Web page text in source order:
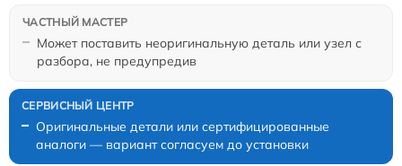
Может поставить неоригинальную деталь или узел с
разбора, не предупредив
Оригинальные детали или сертифицированные
аналоги — вариант согласуем до установки